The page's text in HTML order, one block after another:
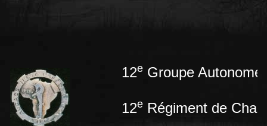
12e Groupe
12e Régiment de